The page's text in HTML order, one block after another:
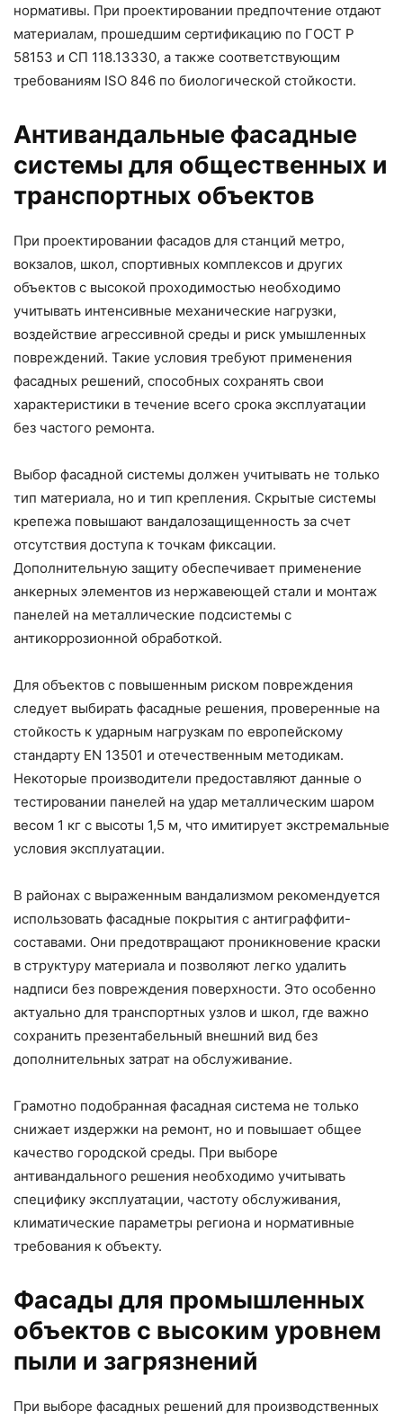
нормативы. При проектировании предпочтение отдают
материалам, прошедшим сертификацию по ГОСТ Р
58153 и СП 118.13330, а также соответствующим
требованиям ISO 846 по биологической стойкости.
Антивандальные фасадные
системы для общественных и
транспортных объектов
При проектировании фасадов для станций метро,
вокзалов, школ, спортивных комплексов и других
объектов с высокой проходимостью необходимо
учитывать интенсивные механические нагрузки,
воздействие агрессивной среды и риск умышленных
повреждений. Такие условия требуют применения
фасадных решений, способных сохранять свои
характеристики в течение всего срока эксплуатации
без частого ремонта.
Выбор фасадной системы должен учитывать не только
тип материала, но и тип крепления. Скрытые системы
крепежа повышают вандалозащищенность за счет
отсутствия доступа к точкам фиксации.
Дополнительную защиту обеспечивает применение
анкерных элементов из нержавеющей стали и монтаж
панелей на металлические подсистемы с
антикоррозионной обработкой.
Для объектов с повышенным риском повреждения
следует выбирать фасадные решения, проверенные на
стойкость к ударным нагрузкам по европейскому
стандарту EN 13501 и отечественным методикам.
Некоторые производители предоставляют данные о
тестировании панелей на удар металлическим шаром
весом 1 кг с высоты 1,5 м, что имитирует экстремальные
условия эксплуатации.
В районах с выраженным вандализмом рекомендуется
использовать фасадные покрытия с антиграффити-
составами. Они предотвращают проникновение краски
в структуру материала и позволяют легко удалить
надписи без повреждения поверхности. Это особенно
актуально для транспортных узлов и школ, где важно
сохранить презентабельный внешний вид без
дополнительных затрат на обслуживание.
Грамотно подобранная фасадная система не только
снижает издержки на ремонт, но и повышает общее
качество городской среды. При выборе
антивандального решения необходимо учитывать
специфику эксплуатации, частоту обслуживания,
климатические параметры региона и нормативные
требования к объекту.
Фасады для промышленных
объектов с высоким уровнем
пыли и загрязнений
При выборе фасадных решений для производственных